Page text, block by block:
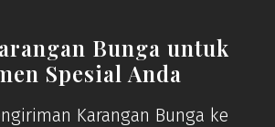
Bunga untuk
Spesial Anda
Karangan Bunga ke